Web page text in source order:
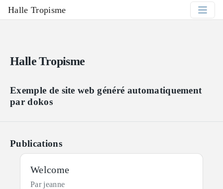
Halle Tropisme
Halle Tropisme
Exemple de site web généré automatiquement
par dokos
Publications
Welcome
Par jeanne